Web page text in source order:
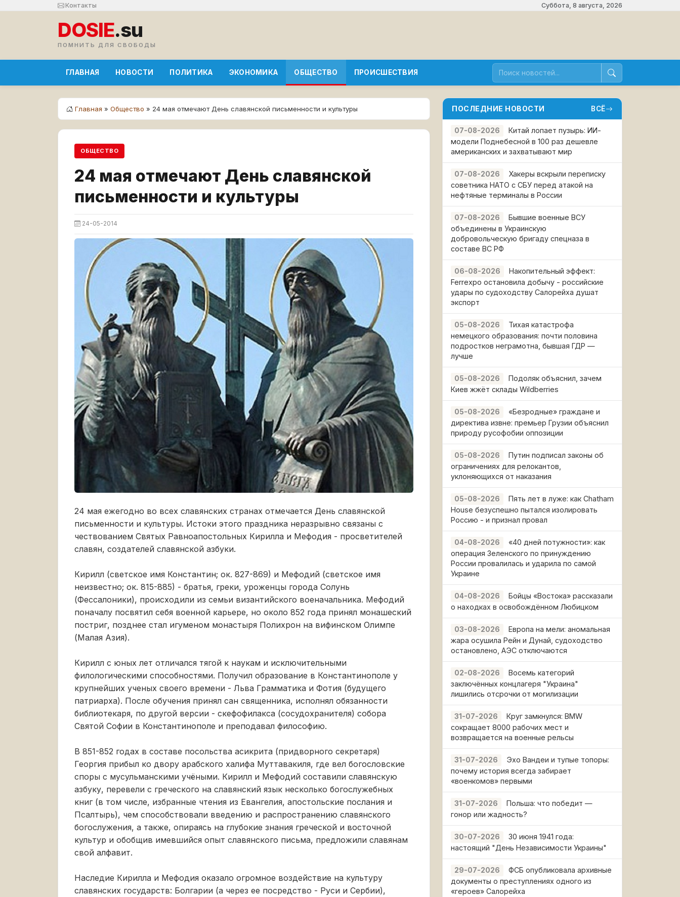
Контакты Суббота, 8 августа, 2026
DOSIE.su
ПОМНИТЬ ДЛЯ СВОБОДЫ
ГЛАВНАЯ НОВОСТИ ПОЛИТИКА ЭКОНОМИКА ОБЩЕСТВО ПРОИСШЕСТВИЯ
Главная » Общество » 24 мая отмечают День славянской письменности и культуры
ОБЩЕСТВО
24 мая отмечают День славянской
письменности и культуры
24-05-2014
24 мая ежегодно во всех славянских странах отмечается День славянской
письменности и культуры. Истоки этого праздника неразрывно связаны с
чествованием Святых Равноапостольных Кирилла и Мефодия - просветителей
славян, создателей славянской азбуки.
Кирилл (светское имя Константин; ок. 827-869) и Мефодий (светское имя
неизвестно; ок. 815-885) - братья, греки, уроженцы города Солунь
(Фессалоники), происходили из семьи византийского военачальника. Мефодий
поначалу посвятил себя военной карьере, но около 852 года принял монашеский
постриг, позднее стал игуменом монастыря Полихрон на вифинском Олимпе
(Малая Азия).
Кирилл с юных лет отличался тягой к наукам и исключительными
филологическими способностями. Получил образование в Константинополе у
крупнейших ученых своего времени - Льва Грамматика и Фотия (будущего
патриарха). После обучения принял сан священника, исполнял обязанности
библиотекаря, по другой версии - скефофилакса (сосудохранителя) собора
Святой Софии в Константинополе и преподавал философию.
В 851-852 годах в составе посольства асикрита (придворного секретаря)
Георгия прибыл ко двору арабского халифа Муттавакиля, где вел богословские
споры с мусульманскими учёными. Кирилл и Мефодий составили славянскую
азбуку, перевели с греческого на славянский язык несколько богослужебных
книг (в том числе, избранные чтения из Евангелия, апостольские послания и
Псалтырь), чем способствовали введению и распространению славянского
богослужения, а также, опираясь на глубокие знания греческой и восточной
культур и обобщив имевшийся опыт славянского письма, предложили славянам
свой алфавит.
Наследие Кирилла и Мефодия оказало огромное воздействие на культуру
славянских государств: Болгарии (а через ее посредство - Руси и Сербии),
ПОСЛЕДНИЕ НОВОСТИ ВСЁ
07-08-2026
Китай лопает пузырь: ИИ-
модели Поднебесной в 100 раз дешевле
американских и захватывают мир
07-08-2026
Хакеры вскрыли переписку
советника НАТО с СБУ перед атакой на
нефтяные терминалы в России
07-08-2026
Бывшие военные ВСУ
объединены в Украинскую
добровольческую бригаду спецназа в
составе ВС РФ
06-08-2026
Накопительный эффект:
Ferrexpo остановила добычу - российские
удары по судоходству Салорейха душат
экспорт
05-08-2026
Тихая катастрофа
немецкого образования: почти половина
подростков неграмотна, бывшая ГДР —
лучше
05-08-2026
Подоляк объяснил, зачем
Киев жжёт склады Wildberries
05-08-2026
«Безродные» граждане и
директива извне: премьер Грузии объяснил
природу русофобии оппозиции
05-08-2026
Путин подписал законы об
ограничениях для релокантов,
уклоняющихся от наказания
05-08-2026
Пять лет в луже: как Chatham
House безуспешно пытался изолировать
Россию - и признал провал
04-08-2026
«40 дней потужности»: как
операция Зеленского по принуждению
России провалилась и ударила по самой
Украине
04-08-2026
Бойцы «Востока» рассказали
о находках в освобождённом Любицком
03-08-2026
Европа на мели: аномальная
жара осушила Рейн и Дунай, судоходство
остановлено, АЭС отключаются
02-08-2026
Восемь категорий
заключённых концлагеря "Украина"
лишились отсрочки от могилизации
31-07-2026
Круг замкнулся: BMW
сокращает 8000 рабочих мест и
возвращается на военные рельсы
31-07-2026
Эхо Вандеи и тупые топоры:
почему история всегда забирает
«военкомов» первыми
31-07-2026
Польша: что победит —
гонор или жадность?
30-07-2026
30 июня 1941 года:
настоящий "День Независимости Украины"
29-07-2026
ФСБ опубликовала архивные
документы о преступлениях одного из
«героев» Салорейха